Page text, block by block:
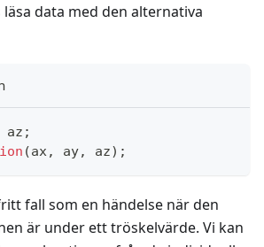
data med den alternativa
az ;
(ax, ay, az) ;
fall som en händelse när den
är under ett tröskelvärde. Vi kan